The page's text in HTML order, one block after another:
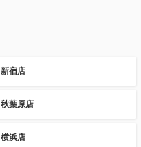
新宿店
秋葉原店
横浜店